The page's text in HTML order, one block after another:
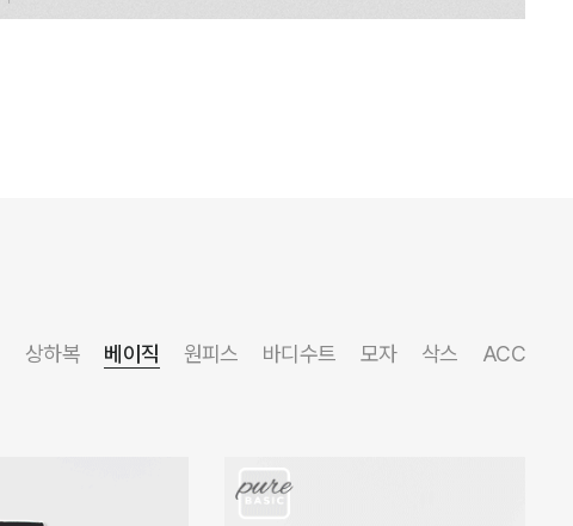
상하복 베이직 원피스 바디수트 모자 삭스 ACC